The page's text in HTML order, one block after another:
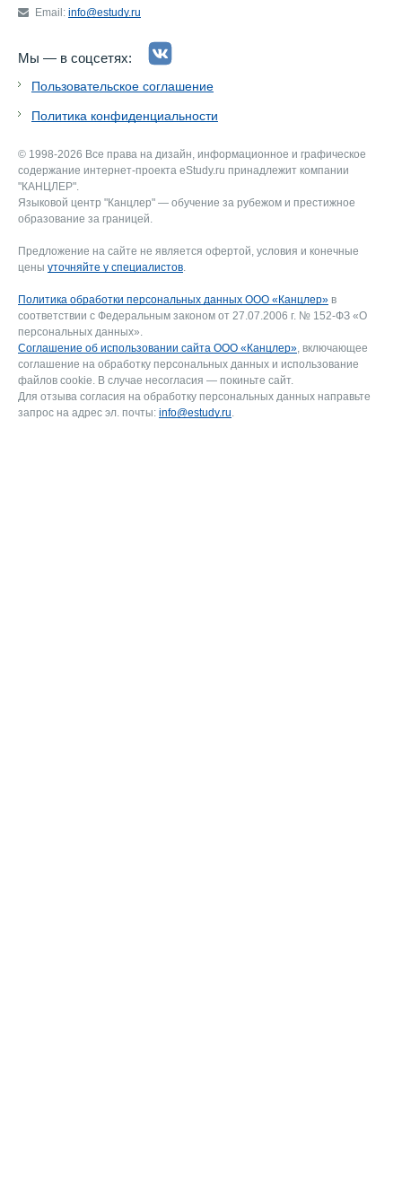
Email: info@estudy.ru
Мы — в соцсетях:
Пользовательское соглашение
Политика конфиденциальности
© 1998-2026 Все права на дизайн, информационное и графическое
содержание интернет-проекта eStudy.ru принадлежит компании
"КАНЦЛЕР".
Языковой центр "Канцлер" — обучение за рубежом и престижное
образование за границей.
Предложение на сайте не является офертой, условия и конечные
цены уточняйте у специалистов.
Политика обработки персональных данных ООО «Канцлер» в
соответствии с Федеральным законом от 27.07.2006 г. № 152-ФЗ «О
персональных данных».
Соглашение об использовании сайта ООО «Канцлер», включающее
соглашение на обработку персональных данных и использование
файлов cookie. В случае несогласия — покиньте сайт.
Для отзыва согласия на обработку персональных данных направьте
запрос на адрес эл. почты: info@estudy.ru.